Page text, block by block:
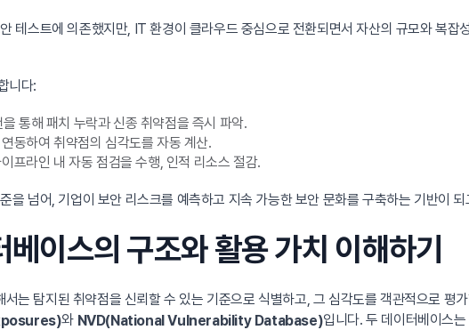
테스트에 의존했지만, IT 환경이 클라우드 중심으로 전환되면서 자산의 규모와 복잡
니다:
통해 패치 누락과 신종 취약점을 즉시 파악.
동하여 취약점의 심각도를 자동 계산.
라인 내 자동 점검을 수행, 인적 리소스 절감.
을 넘어, 기업이 보안 리스크를 예측하고 지속 가능한 보안 문화를 구축하는 기반이
이스의 구조와 활용 가치 이해하기
는 탐지된 취약점을 신뢰할 수 있는 기준으로 식별하고, 그 심각도를 객관적으로 평
와 NVD(National Vulnerability Database)입니다. 두 데이터베이스